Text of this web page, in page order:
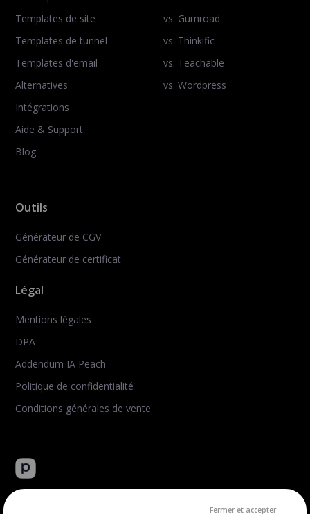
Fermer et accepter
Templates de site
Templates de tunnel
Templates d'email
Alternatives
Intégrations
Aide & Support
Blog
vs. Gumroad
vs. Thinkific
vs. Teachable
vs. Wordpress
Outils
Générateur de CGV
Générateur de certificat
Légal
Mentions légales
DPA
Addendum IA Peach
Politique de confidentialité
Conditions générales de vente
Peachie : plateforme tout-en-un de vente de formation en